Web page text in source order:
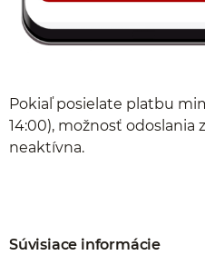
Pokiaľ posielate platbu
14:00), možnosť odoslania
neaktívna.
Súvisiace informácie